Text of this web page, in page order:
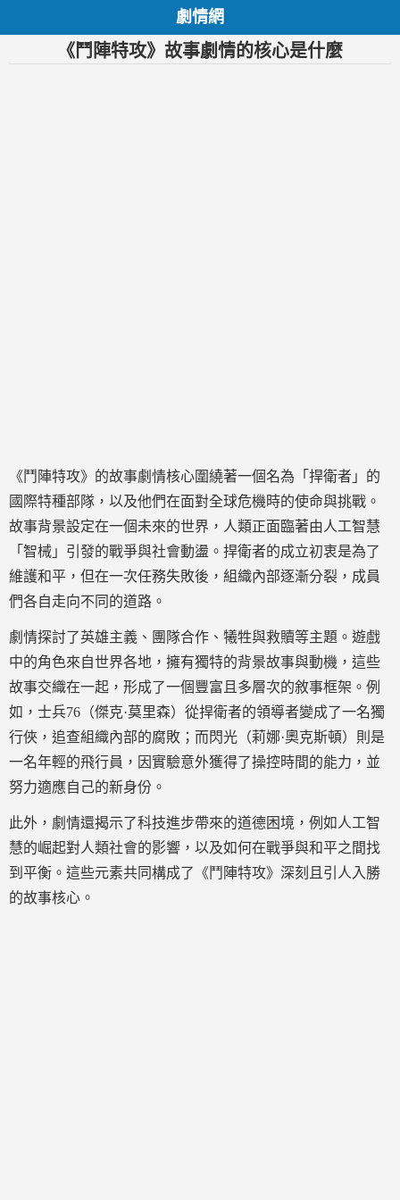
劇情網
《鬥陣特攻》故事劇情的核心是什麼
《鬥陣特攻》的故事劇情核心圍繞著一個名為「捍衛者」的
國際特種部隊，以及他們在面對全球危機時的使命與挑戰。
故事背景設定在一個未來的世界，人類正面臨著由人工智慧
「智械」引發的戰爭與社會動盪。捍衛者的成立初衷是為了
維護和平，但在一次任務失敗後，組織內部逐漸分裂，成員
們各自走向不同的道路。
劇情探討了英雄主義、團隊合作、犧牲與救贖等主題。遊戲
中的角色來自世界各地，擁有獨特的背景故事與動機，這些
故事交織在一起，形成了一個豐富且多層次的敘事框架。例
如，士兵76（傑克·莫里森）從捍衛者的領導者變成了一名獨
行俠，追查組織內部的腐敗；而閃光（莉娜·奧克斯頓）則是
一名年輕的飛行員，因實驗意外獲得了操控時間的能力，並
努力適應自己的新身份。
此外，劇情還揭示了科技進步帶來的道德困境，例如人工智
慧的崛起對人類社會的影響，以及如何在戰爭與和平之間找
到平衡。這些元素共同構成了《鬥陣特攻》深刻且引人入勝
的故事核心。